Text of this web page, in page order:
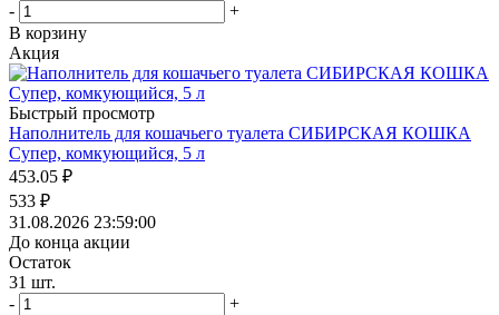
-
+
В корзину
Акция
Быстрый просмотр
Наполнитель для кошачьего туалета СИБИРСКАЯ КОШКА
Супер, комкующийся, 5 л
453.05 ₽
533 ₽
31.08.2026 23:59:00
До конца акции
Остаток
31 шт.
-
+